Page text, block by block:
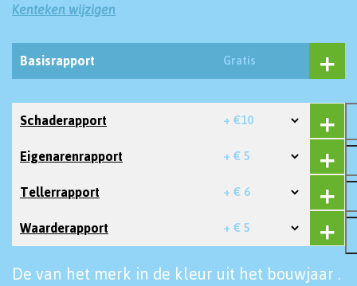
Kenteken wijzigen
Basisrapport Gratis
Schaderapport + €10
Eigenarenrapport + € 5
Tellerrapport + € 6
Waarderapport + € 5
De van het merk in de kleur uit het bouwjaar .